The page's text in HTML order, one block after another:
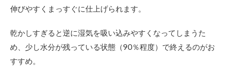
伸びやすくまっすぐに仕上げられます。
乾かしすぎると逆に湿気を吸い込みやすくなってしまうた
め、少し水分が残っている状態（90％程度）で終えるのがお
すすめ。